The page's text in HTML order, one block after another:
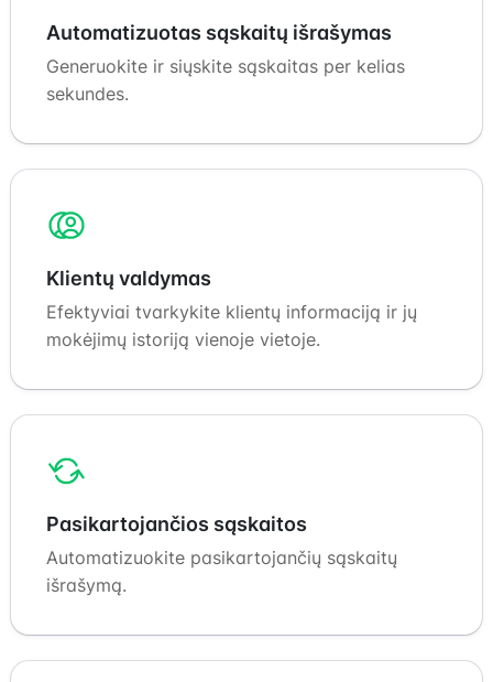
Automatizuotas sąskaitų išrašymas
Generuokite ir siųskite sąskaitas per kelias
sekundes.
Klientų valdymas
Efektyviai tvarkykite klientų informaciją ir jų
mokėjimų istoriją vienoje vietoje.
Pasikartojančios sąskaitos
Automatizuokite pasikartojančių sąskaitų
išrašymą.